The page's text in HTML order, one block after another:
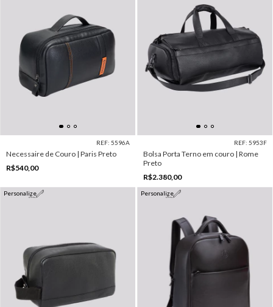
REF: 5596A
Necessaire de Couro | Paris Preto
R$540,00
REF: 5953F
Bolsa Porta Terno em couro | Rome
Preto
R$2.380,00
Personalize Personalize